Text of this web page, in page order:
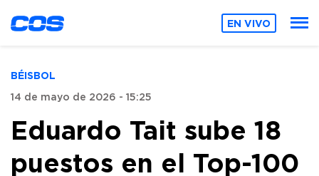
EN VIVO
BÉISBOL
14 de mayo de 2026 - 15:25
Eduardo Tait sube 18
puestos en el Top-100